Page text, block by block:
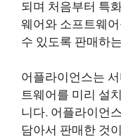
되며 처음부터 특
웨어와 소프트웨
수 있도록 판매하
어플라이언스는
트웨어를 미리 설
니다. 어플라이언
담아서 판매한 것